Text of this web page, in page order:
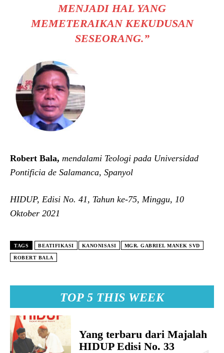
TOP 5 THIS WEEK
Yang terbaru dari Majalah
HIDUP Edisi No. 33
MENJADI HAL YANG
MEMETERAIKAN KEKUDUSAN
SESEORANG.”
Robert Bala, mendalami Teologi pada Universidad
Pontificia de Salamanca, Spanyol
HIDUP, Edisi No. 41, Tahun ke-75, Minggu, 10
Oktober 2021
TAGS BEATIFIKASI KANONISASI MGR. GABRIEL MANEK SVD
ROBERT BALA